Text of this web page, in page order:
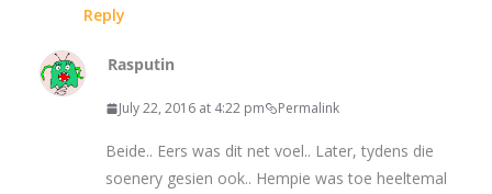
Reply
Rasputin
July 22, 2016 at 4:22 pm Permalink
Beide.. Eers was dit net voel.. Later, tydens die
soenery gesien ook.. Hempie was toe heeltemal